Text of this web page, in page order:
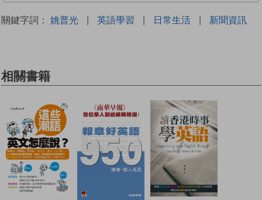
關鍵字詞： 姚普光 | 英語學習 | 日常生活 | 新聞資訊
相關書籍